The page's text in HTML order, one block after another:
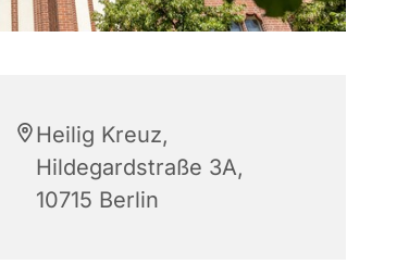
Heilig Kreuz,
Hildegardstraße 3A,
10715 Berlin